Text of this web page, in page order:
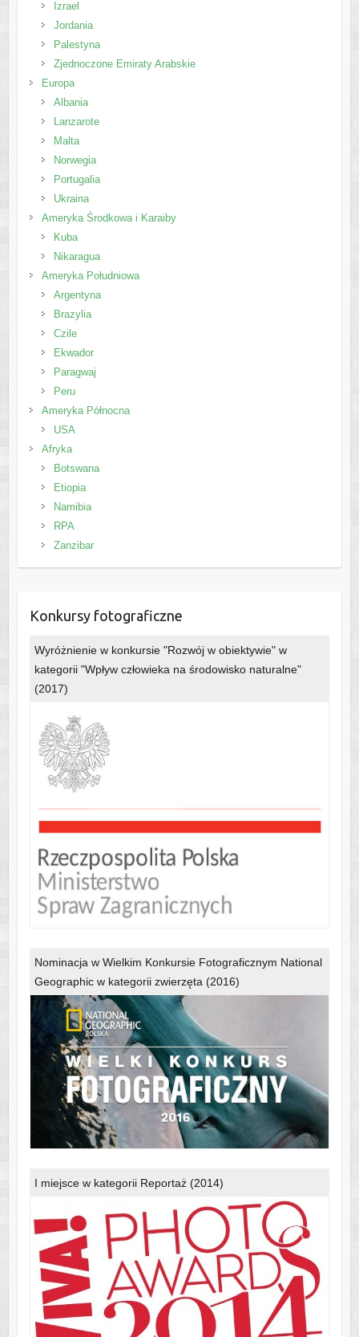
Izrael
Jordania
Palestyna
Zjednoczone Emiraty Arabskie
Europa
Albania
Lanzarote
Malta
Norwegia
Portugalia
Ukraina
Ameryka Środkowa i Karaiby
Kuba
Nikaragua
Ameryka Południowa
Argentyna
Brazylia
Czile
Ekwador
Paragwaj
Peru
Ameryka Północna
USA
Afryka
Botswana
Etiopia
Namibia
RPA
Zanzibar
Konkursy fotograficzne
Wyróżnienie w konkursie "Rozwój w obiektywie" w
kategorii "Wpływ człowieka na środowisko naturalne"
(2017)
Nominacja w Wielkim Konkursie Fotograficznym National
Geographic w kategorii zwierzęta (2016)
I miejsce w kategorii Reportaż (2014)